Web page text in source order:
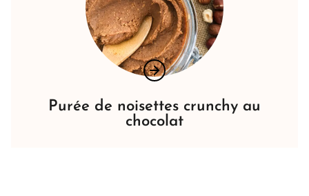
Purée de noisettes crunchy au
chocolat